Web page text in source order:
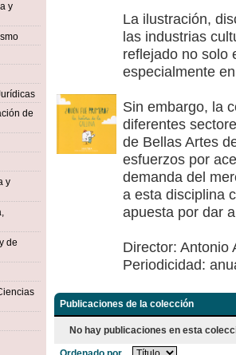
y
de
y
de
La ilustración,
las industrias
reflejado no solo
especialmente
Sin embargo, la
diferentes
de Bellas Artes
esfuerzos por
demanda del
a esta disciplina
apuesta por dar
Director: Antonio
Periodicidad:
Publicaciones de la colección
No hay publicaciones en esta